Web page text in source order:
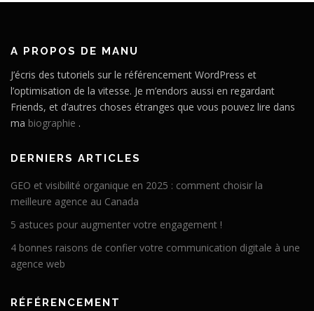
A PROPOS DE MANU
J’écris des tutoriels sur le référencement WordPress et
l’optimisation de la vitesse. Je m’endors aussi en regardant
Friends, et d’autres choses étranges que vous pouvez lire dans
ma biographie .
DERNIERS ARTICLES
GEO et visibilité organique en 2025 : comment choisir la
meilleure agence au Canada
5 astuces pour augmenter votre engagement !
4 bonnes raisons de confier votre communication digitale à une
agence web
RÉFÉRENCEMENT